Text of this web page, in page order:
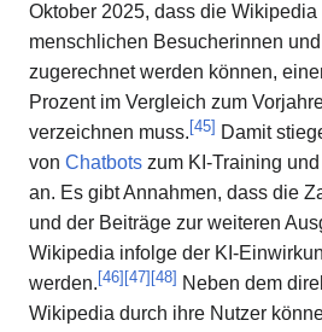
Oktober 2025, dass die
menschlichen Besucherinnen
zugerechnet werden können,
Prozent im Vergleich zum
verzeichnen muss. [45] Damit
von Chatbots zum KI-Training und
an. Es gibt Annahmen, dass die
und der Beiträge zur weiteren
Wikipedia infolge der KI-
werden. [46] [47] [48] Neben dem
Wikipedia durch ihre Nutzer